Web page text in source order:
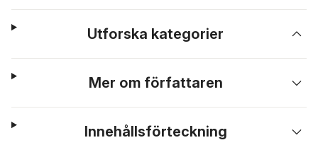
Utforska kategorier
Mer om författaren
Innehållsförteckning